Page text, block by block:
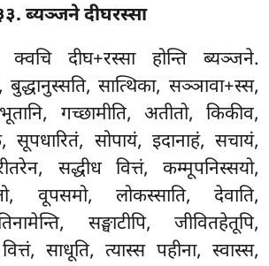
ब्यञ्जने दीघरस्सा
क्वचि दीघ+रस्सा होन्ति ब्यञ्जने.
बुद्धानुस्सति, सात्थिका, सञ्ञावा+स्स,
गच्छामीति, अतीतो, किकीव,
सोपायं, इदानाहं, सचायं,
सद्धीध वित्तं, कम्मूपनिस्सयो,
वूपसमो, लोकस्साति, देवाति,
सङ्घाटीपि, जीवितहेतूपि,
साधूति, त्यास्स पहीना, स्वास्स,